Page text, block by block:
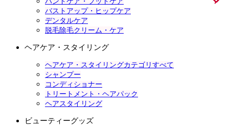
バストアップ・ヒップケア
デンタルケア
脱毛除毛クリーム・ケア
ヘアケア・スタイリング
ヘアケア・スタイリングカテゴリすべて
シャンプー
コンディショナー
トリートメント・ヘアパック
ヘアスタイリング
ビューティーグッズ